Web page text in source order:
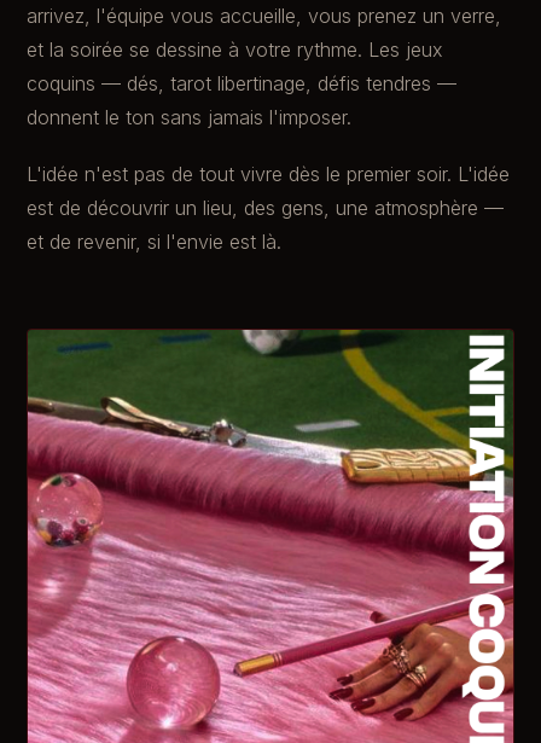
arrivez, l'équipe vous accueille, vous prenez un verre,
et la soirée se dessine à votre rythme. Les jeux
coquins — dés, tarot libertinage, défis tendres —
donnent le ton sans jamais l'imposer.
L'idée n'est pas de tout vivre dès le premier soir. L'idée
est de découvrir un lieu, des gens, une atmosphère —
et de revenir, si l'envie est là.